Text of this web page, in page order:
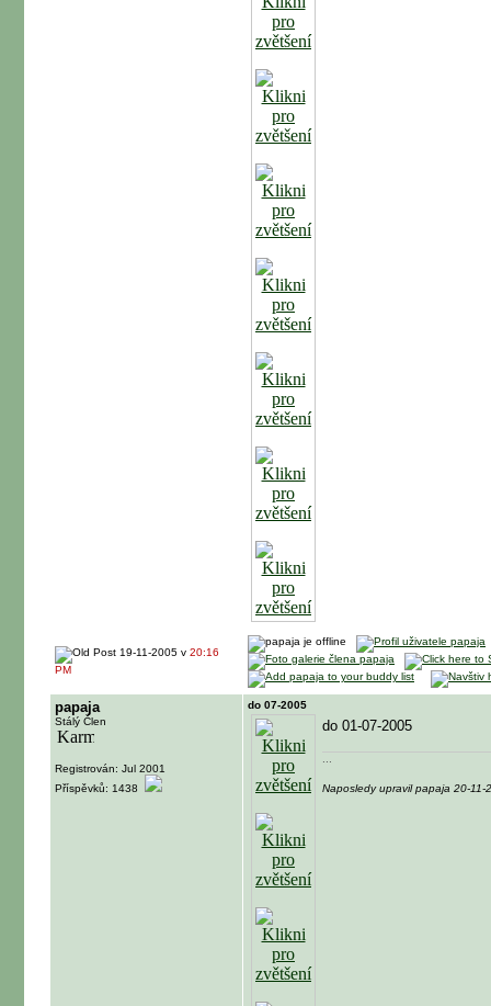
19-11-2005 v 20:16
PM
papaja
Stálý Člen
Registrován: Jul 2001
Příspěvků: 1438
do 07-2005
do 01-07-2005
Naposledy upravil papaja 20-11-